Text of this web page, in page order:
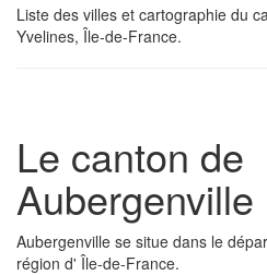
Liste des villes et cartographie du
Yvelines, Île-de-France.
Le canton de
Aubergenville
Aubergenville se situe dans le
région d' Île-de-France.